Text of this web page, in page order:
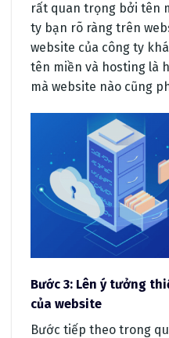
rất quan trọng bởi tên
ty bạn rõ ràng trên
website của công ty
tên miền và hosting là
mà website nào cũng
Bước 3: Lên ý tưởng
của website
Bước tiếp theo trong